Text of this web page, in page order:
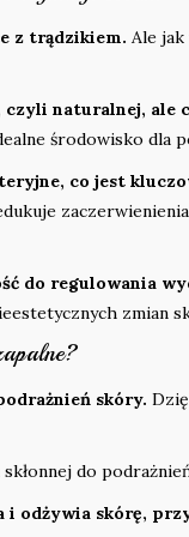
z trądzikiem. Ale jak
czyli naturalnej,
środowisko dla
co jest
do regulowania
zmian
skóry.
do
odżywia skórę,